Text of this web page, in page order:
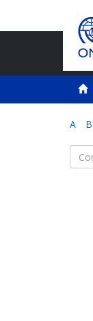
A B